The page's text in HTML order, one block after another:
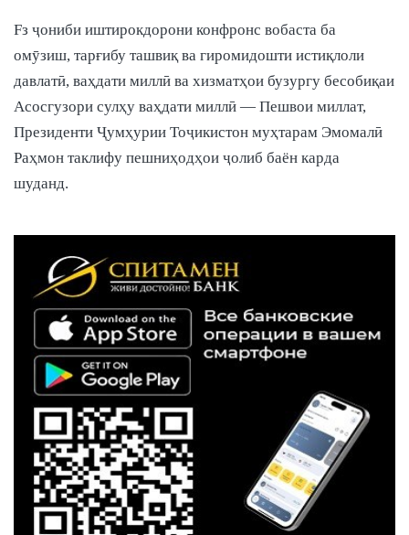
Fз ҷониби иштирокдорони конфронс вобаста ба
омӯзиш, тарғибу ташвиқ ва гиромидошти истиқлоли
давлатӣ, ваҳдати миллӣ ва хизматҳои бузургу бесобиқаи
Асосгузори сулҳу ваҳдати миллӣ — Пешвои миллат,
Президенти Ҷумҳурии Тоҷикистон муҳтарам Эмомалӣ
Раҳмон таклифу пешниҳодҳои ҷолиб баён карда
шуданд.